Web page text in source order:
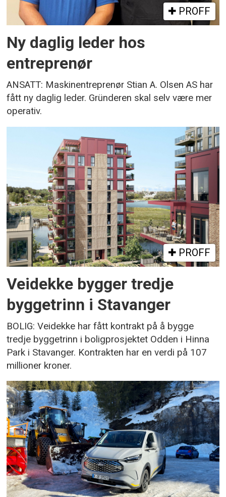
PROFF
Ny daglig leder hos
entreprenør
ANSATT: Maskinentreprenør Stian A. Olsen AS har
fått ny daglig leder. Gründeren skal selv være mer
operativ.
PROFF
Veidekke bygger tredje
byggetrinn i Stavanger
BOLIG: Veidekke har fått kontrakt på å bygge
tredje byggetrinn i boligprosjektet Odden i Hinna
Park i Stavanger. Kontrakten har en verdi på 107
millioner kroner.